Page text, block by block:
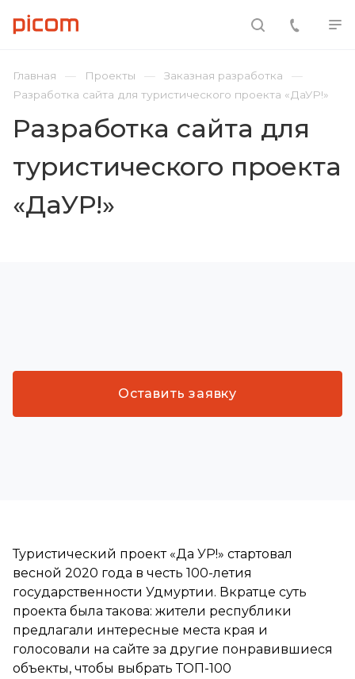
Главная Проекты
Заказная разработка
Разработка сайта для туристического проекта «ДаУР!»
Разработка сайта для
туристического проекта
«ДаУР!»
Оставить заявку
Туристический проект «Да УР!» стартовал
весной 2020 года в честь 100-летия
государственности Удмуртии. Вкратце суть
проекта была такова: жители республики
предлагали интересные места края и
голосовали на сайте за другие понравившиеся
объекты, чтобы выбрать ТОП-100